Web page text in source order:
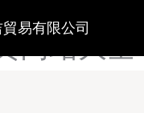
色在线
易有限公司